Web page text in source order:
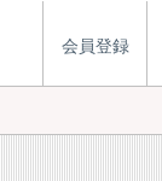
会員登録